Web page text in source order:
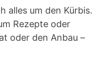
alles um den Kürbis.
Rezepte oder
oder den Anbau –